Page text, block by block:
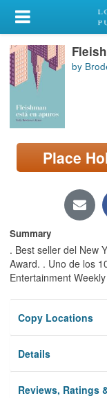
My Account
Library Card
Sign In
Search
Locations/Hours
page)
by
Place
Summary
. Best seller del New
Award. . Uno de los
Entertainment
Copy Locations
Details
Reviews, Ratings